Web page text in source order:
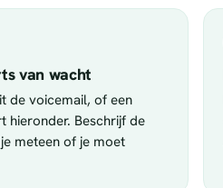
van wacht
de voicemail, of een
hieronder. Beschrijf de
meteen of je moet